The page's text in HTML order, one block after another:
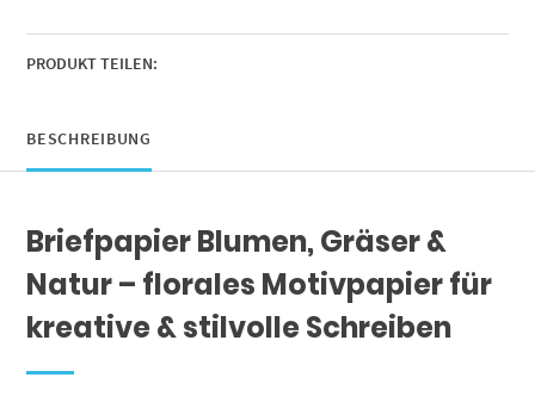
Rahmen,
Motivpapier
Menge
PRODUKT TEILEN:
BESCHREIBUNG
Briefpapier Blumen, Gräser &
Natur – florales Motivpapier für
kreative & stilvolle Schreiben